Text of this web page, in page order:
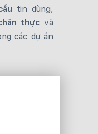
tin dùng,
thực và
các dự án